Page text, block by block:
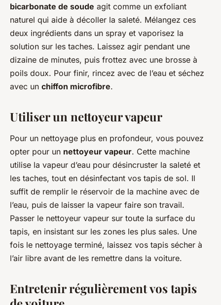
bicarbonate de soude agit comme un exfoliant
naturel qui aide à décoller la saleté. Mélangez ces
deux ingrédients dans un spray et vaporisez la
solution sur les taches. Laissez agir pendant une
dizaine de minutes, puis frottez avec une brosse à
poils doux. Pour finir, rincez avec de l’eau et séchez
avec un chiffon microfibre.
Utiliser un nettoyeur vapeur
Pour un nettoyage plus en profondeur, vous pouvez
opter pour un nettoyeur vapeur. Cette machine
utilise la vapeur d’eau pour désincruster la saleté et
les taches, tout en désinfectant vos tapis de sol. Il
suffit de remplir le réservoir de la machine avec de
l’eau, puis de laisser la vapeur faire son travail.
Passer le nettoyeur vapeur sur toute la surface du
tapis, en insistant sur les zones les plus sales. Une
fois le nettoyage terminé, laissez vos tapis sécher à
l’air libre avant de les remettre dans la voiture.
Entretenir régulièrement vos tapis